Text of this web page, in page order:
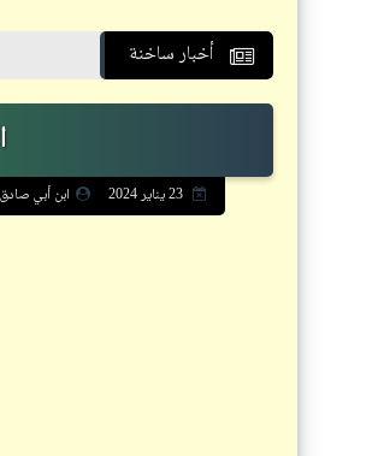
أخبار ساخنة
23 يناير 2024 ابن أبي صادق